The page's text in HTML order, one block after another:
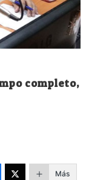
completo,
Más